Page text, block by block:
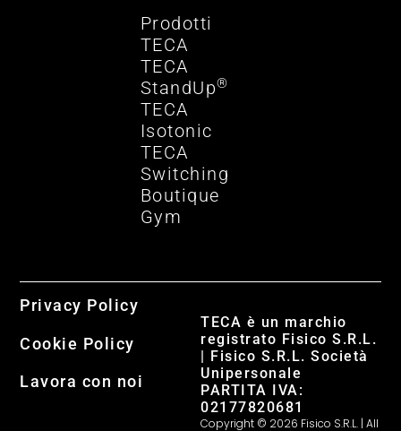
Prodotti
TECA
TECA
StandUp®
TECA
Isotonic
TECA
Switching
Boutique
Gym
TECA è un marchio
registrato Fisico S.R.L.
| Fisico S.R.L. Società
Unipersonale
PARTITA IVA:
02177820681
Copyright © 2026 Fisico S.R.L. | All
Privacy Policy
Cookie Policy
Lavora con noi